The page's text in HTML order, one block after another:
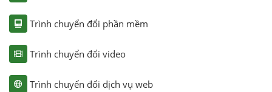
Trình chuyển đổi phần mềm
Trình chuyển đổi video
Trình chuyển đổi dịch vụ web